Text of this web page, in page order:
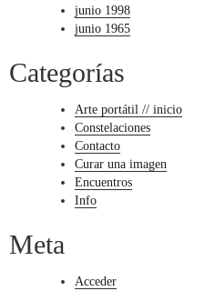
junio 1998
junio 1965
Categorías
Arte portátil // inicio
Constelaciones
Contacto
Curar una imagen
Encuentros
Info
Meta
Acceder